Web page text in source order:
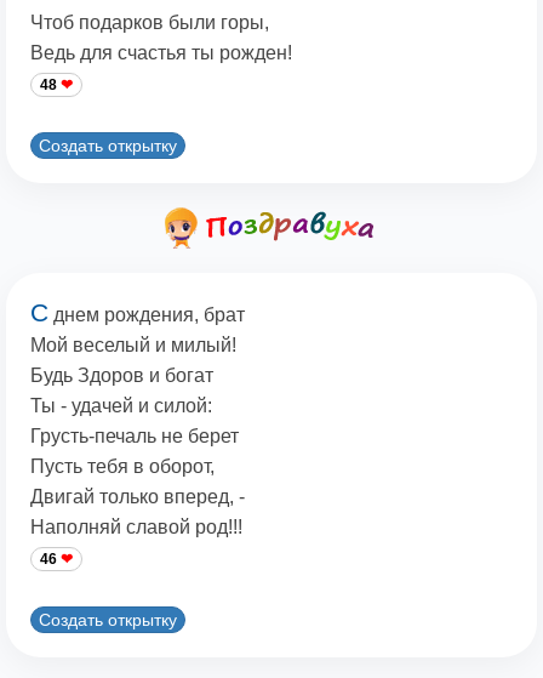
Чтоб подарков были горы,
Ведь для счастья ты рожден!
48
Создать открытку
С днем рождения, брат
Мой веселый и милый!
Будь Здоров и богат
Ты - удачей и силой:
Грусть-печаль не берет
Пусть тебя в оборот,
Двигай только вперед, -
Наполняй славой род!!!
46
Создать открытку